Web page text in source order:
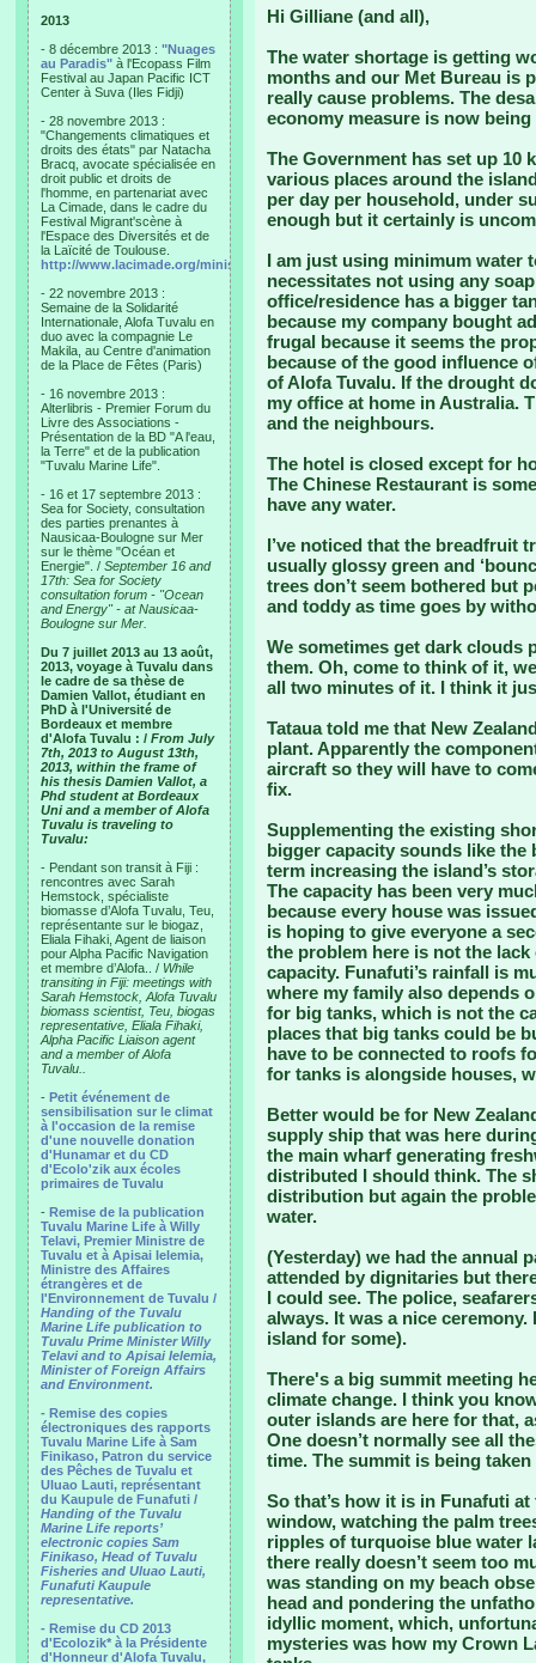
2013
- 8 décembre 2013 : "Nuages
au Paradis" à l'Ecopass Film
Festival au Japan Pacific ICT
Center à Suva (Iles Fidji)
- 28 novembre 2013 :
"Changements climatiques et
droits des états" par Natacha
Bracq, avocate spécialisée en
droit public et droits de
l'homme, en partenariat avec
La Cimade, dans le cadre du
Festival Migrant'scène à
l'Espace des Diversités et de
la Laïcité de Toulouse.
http://www.lacimade.org/minisites/migrantscene
- 22 novembre 2013 :
Semaine de la Solidarité
Internationale, Alofa Tuvalu en
duo avec la compagnie Le
Makila, au Centre d'animation
de la Place de Fêtes (Paris)
- 16 novembre 2013 :
Alterlibris - Premier Forum du
Livre des Associations -
Présentation de la BD "A l'eau,
la Terre" et de la publication
"Tuvalu Marine Life".
- 16 et 17 septembre 2013 :
Sea for Society, consultation
des parties prenantes à
Nausicaa-Boulogne sur Mer
sur le thème "Océan et
Energie". / September 16 and
17th: Sea for Society
consultation forum - "Ocean
and Energy" - at Nausicaa-
Boulogne sur Mer.
Du 7 juillet 2013 au 13 août,
2013, voyage à Tuvalu dans
le cadre de sa thèse de
Damien Vallot, étudiant en
PhD à l'Université de
Bordeaux et membre
d'Alofa Tuvalu : / From July
7th, 2013 to August 13th,
2013, within the frame of
his thesis Damien Vallot, a
Phd student at Bordeaux
Uni and a member of Alofa
Tuvalu is traveling to
Tuvalu:
- Pendant son transit à Fiji :
rencontres avec Sarah
Hemstock, spécialiste
biomasse d’Alofa Tuvalu, Teu,
représentante sur le biogaz,
Eliala Fihaki, Agent de liaison
pour Alpha Pacific Navigation
et membre d’Alofa.. / While
transiting in Fiji: meetings with
Sarah Hemstock, Alofa Tuvalu
biomass scientist, Teu, biogas
representative, Eliala Fihaki,
Alpha Pacific Liaison agent
and a member of Alofa
Tuvalu..
- Petit événement de
sensibilisation sur le climat
à l'occasion de la remise
d'une nouvelle donation
d'Hunamar et du CD
d'Ecolo'zik aux écoles
primaires de Tuvalu
- Remise de la publication
Tuvalu Marine Life à Willy
Telavi, Premier Ministre de
Tuvalu et à Apisai Ielemia,
Ministre des Affaires
étrangères et de
l'Environnement de Tuvalu /
Handing of the Tuvalu
Marine Life publication to
Tuvalu Prime Minister Willy
Telavi and to Apisai Ielemia,
Minister of Foreign Affairs
and Environment.
- Remise des copies
électroniques des rapports
Tuvalu Marine Life à Sam
Finikaso, Patron du service
des Pêches de Tuvalu et
Uluao Lauti, représentant
du Kaupule de Funafuti /
Handing of the Tuvalu
Marine Life reports’
electronic copies Sam
Finikaso, Head of Tuvalu
Fisheries and Uluao Lauti,
Funafuti Kaupule
representative.
- Remise du CD 2013
d'Ecolozik* à la Présidente
d'Honneur d'Alofa Tuvalu,
Hi Gilliane (and all),
The water shortage is getting
months and our Met Bureau is
really cause problems. The
economy measure is now being
The Government has set up 10
various places around the
per day per household, under
enough but it certainly is
I am just using minimum water
necessitates not using any
office/residence has a bigger
because my company bought
frugal because it seems the
because of the good influence
of Alofa Tuvalu. If the drought
my office at home in Australia.
and the neighbours.
The hotel is closed except for
The Chinese Restaurant is
have any water.
I’ve noticed that the breadfruit
usually glossy green and
trees don’t seem bothered but
and toddy as time goes by
We sometimes get dark clouds
them. Oh, come to think of it,
all two minutes of it. I think it
Tataua told me that New
plant. Apparently the
aircraft so they will have to
fix.
Supplementing the existing
bigger capacity sounds like
term increasing the island’s
The capacity has been very
because every house was
is hoping to give everyone a
the problem here is not the
capacity. Funafuti’s rainfall is
where my family also depends
for big tanks, which is not the
places that big tanks could be
have to be connected to roofs
for tanks is alongside houses,
Better would be for New
supply ship that was here
the main wharf generating
distributed I should think. The
distribution but again the
water.
(Yesterday) we had the annual
attended by dignitaries but
I could see. The police,
always. It was a nice
island for some).
There's a big summit meeting
climate change. I think you
outer islands are here for that,
One doesn’t normally see all
time. The summit is being
So that’s how it is in Funafuti
window, watching the palm
ripples of turquoise blue water
there really doesn’t seem too
was standing on my beach
head and pondering the
idyllic moment, which,
mysteries was how my Crown